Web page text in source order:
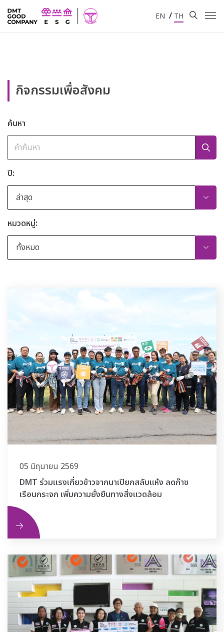
EN / TH
กิจกรรมเพื่อสังคม
ค้นหา
ปี:
ล่าสุด
หมวดหมู่:
ทั้งหมด
05 มิถุนายน 2569
DMT ร่วมแรงเกี่ยวข้าวจากนาเปียกสลับแห้ง ลดก๊าซ
เรือนกระจก เพิ่มความยั่งยืนทางสิ่งแวดล้อม